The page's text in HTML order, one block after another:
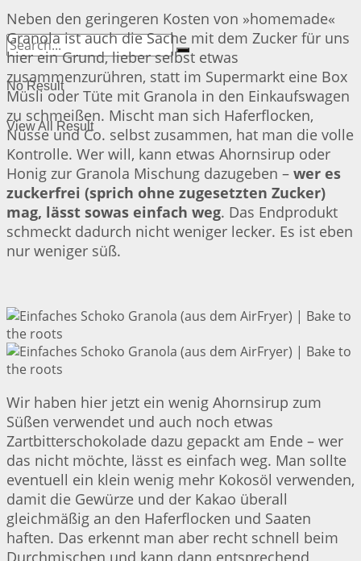
No Result
View All Result
Neben den geringeren Kosten von »homemade«
Granola ist auch die Sache mit dem Zucker für uns
hier ein Grund, lieber selbst etwas
zusammenzurühren, statt im Supermarkt eine Box
Müsli oder Tüte mit Granola in den Einkaufswagen
zu schmeißen. Mischt man sich Haferflocken,
Nüsse und Co. selbst zusammen, hat man die volle
Kontrolle. Wer will, kann etwas Ahornsirup oder
Honig zur Granola Mischung dazugeben – wer es
zuckerfrei (sprich ohne zugesetzten Zucker)
mag, lässt sowas einfach weg. Das Endprodukt
schmeckt dadurch nicht weniger lecker. Es ist eben
nur weniger süß.
Wir haben hier jetzt ein wenig Ahornsirup zum
Süßen verwendet und auch noch etwas
Zartbitterschokolade dazu gepackt am Ende – wer
das nicht möchte, lässt es einfach weg. Man sollte
eventuell ein klein wenig mehr Kokosöl verwenden,
damit die Gewürze und der Kakao überall
gleichmäßig an den Haferflocken und Saaten
haften. Das erkennt man aber recht schnell beim
Durchmischen und kann dann entsprechend